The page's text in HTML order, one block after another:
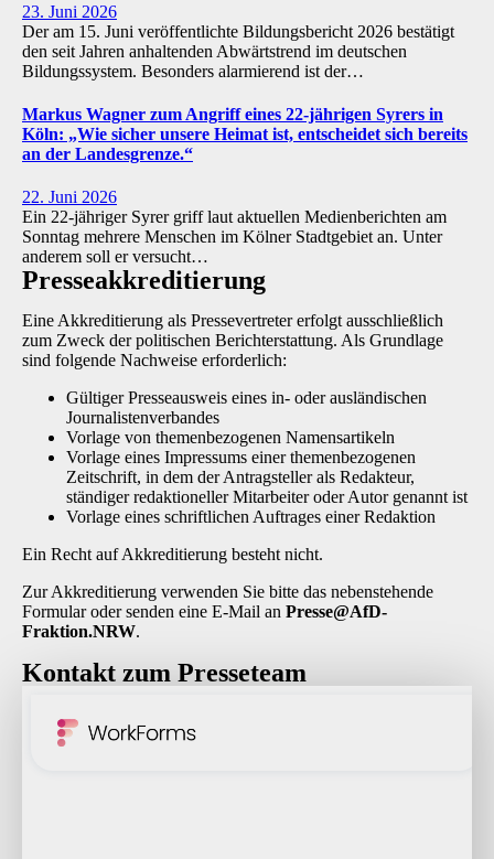
23. Juni 2026
Der am 15. Juni veröffentlichte Bildungsbericht 2026 bestätigt
den seit Jahren anhaltenden Abwärtstrend im deutschen
Bildungssystem. Besonders alarmierend ist der…
Markus Wagner zum Angriff eines 22-jährigen Syrers in
Köln: „Wie sicher unsere Heimat ist, entscheidet sich bereits
an der Landesgrenze.“
22. Juni 2026
Ein 22-jähriger Syrer griff laut aktuellen Medienberichten am
Sonntag mehrere Menschen im Kölner Stadtgebiet an. Unter
anderem soll er versucht…
Presse­akkreditierung
Eine Akkreditierung als Pressevertreter erfolgt ausschließlich
zum Zweck der politischen Berichterstattung. Als Grundlage
sind folgende Nachweise erforderlich:
Gültiger Presseausweis eines in- oder ausländischen
Journalistenverbandes
Vorlage von themenbezogenen Namensartikeln
Vorlage eines Impressums einer themenbezogenen
Zeitschrift, in dem der Antragsteller als Redakteur,
ständiger redaktioneller Mitarbeiter oder Autor genannt ist
Vorlage eines schriftlichen Auftrages einer Redaktion
Ein Recht auf Akkreditierung besteht nicht.
Zur Akkreditierung verwenden Sie bitte das nebenstehende
Formular oder senden eine E-Mail an Presse@AfD-
Fraktion.NRW.
Kontakt zum Presseteam